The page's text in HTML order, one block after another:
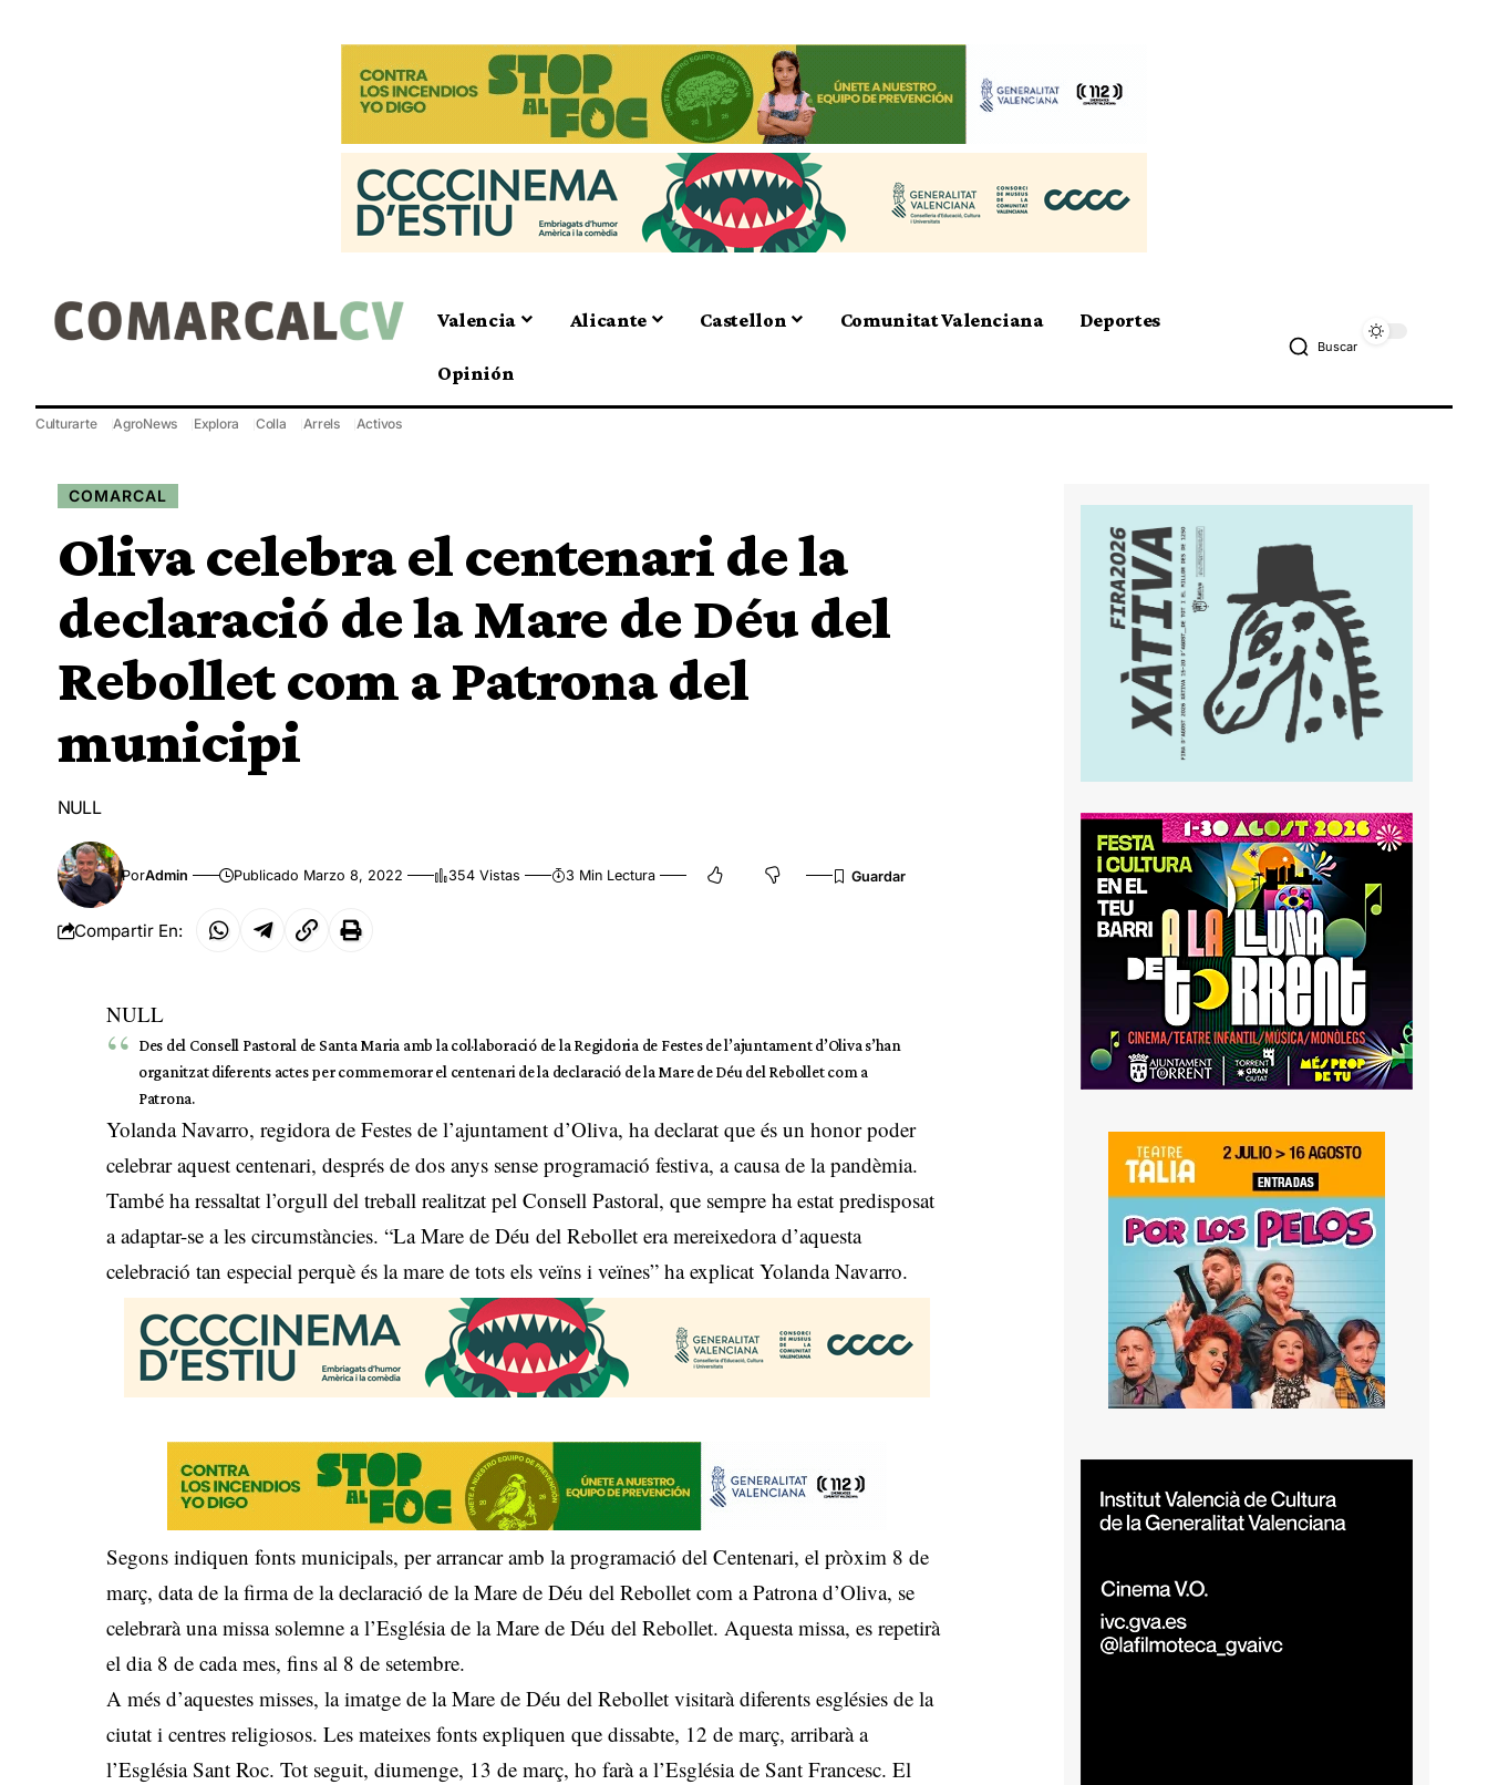
Valencia Alicante Castellon Comunitat Valenciana Deportes
Opinión
Buscar
Culturarte AgroNews Explora Colla Arrels Activos
COMARCAL
Oliva celebra el centenari de la
declaració de la Mare de Déu del
Rebollet com a Patrona del
municipi
NULL
PorAdmin Publicado Marzo 8, 2022 354 Vistas 3 Min Lectura
Compartir En:
NULL
Des del Consell Pastoral de Santa Maria amb la col·laboració de la Regidoria de Festes de l’ajuntament d’Oliva s’han
organitzat diferents actes per commemorar el centenari de la declaració de la Mare de Déu del Rebollet com a
Patrona.
Yolanda Navarro, regidora de Festes de l’ajuntament d’Oliva, ha declarat que és un honor poder
celebrar aquest centenari, després de dos anys sense programació festiva, a causa de la pandèmia.
També ha ressaltat l’orgull del treball realitzat pel Consell Pastoral, que sempre ha estat predisposat
a adaptar-se a les circumstàncies. “La Mare de Déu del Rebollet era mereixedora d’aquesta
celebració tan especial perquè és la mare de tots els veïns i veïnes” ha explicat Yolanda Navarro.
Segons indiquen fonts municipals, per arrancar amb la programació del Centenari, el pròxim 8 de
març, data de la firma de la declaració de la Mare de Déu del Rebollet com a Patrona d’Oliva, se
celebrarà una missa solemne a l’Església de la Mare de Déu del Rebollet. Aquesta missa, es repetirà
el dia 8 de cada mes, fins al 8 de setembre.
A més d’aquestes misses, la imatge de la Mare de Déu del Rebollet visitarà diferents esglésies de la
ciutat i centres religiosos. Les mateixes fonts expliquen que dissabte, 12 de març, arribarà a
l’Església Sant Roc. Tot seguit, diumenge, 13 de març, ho farà a l’Església de Sant Francesc. El